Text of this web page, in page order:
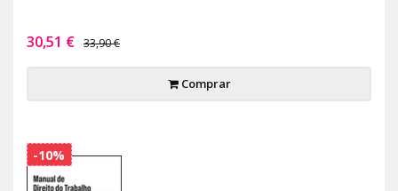
30,51 € 33,90 €
Comprar
-10%